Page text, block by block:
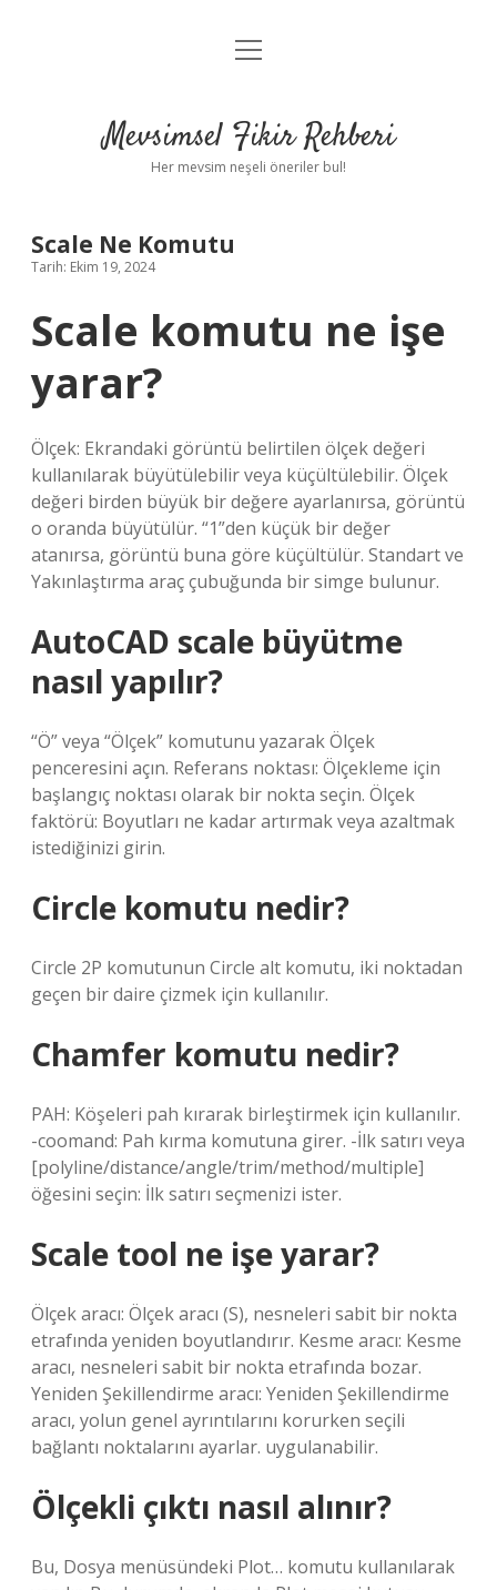
Anasayfa
Yasal Uyarı
menüyü
Mevsimsel Fikir Rehberi
Her mevsim neşeli öneriler bul!
Scale Ne Komutu
Tarih: Ekim 19, 2024
Scale komutu ne işe
yarar?
Ölçek: Ekrandaki görüntü belirtilen ölçek değeri
kullanılarak büyütülebilir veya küçültülebilir. Ölçek
değeri birden büyük bir değere ayarlanırsa, görüntü
o oranda büyütülür. “1”den küçük bir değer
atanırsa, görüntü buna göre küçültülür. Standart ve
Yakınlaştırma araç çubuğunda bir simge bulunur.
AutoCAD scale büyütme
nasıl yapılır?
“Ö” veya “Ölçek” komutunu yazarak Ölçek
penceresini açın. Referans noktası: Ölçekleme için
başlangıç ​​noktası olarak bir nokta seçin. Ölçek
faktörü: Boyutları ne kadar artırmak veya azaltmak
istediğinizi girin.
Circle komutu nedir?
Circle 2P komutunun Circle alt komutu, iki noktadan
geçen bir daire çizmek için kullanılır.
Chamfer komutu nedir?
PAH: Köşeleri pah kırarak birleştirmek için kullanılır.
-coomand: Pah kırma komutuna girer. -İlk satırı veya
[polyline/distance/angle/trim/method/multiple]
öğesini seçin: İlk satırı seçmenizi ister.
Scale tool ne işe yarar?
Ölçek aracı: Ölçek aracı (S), nesneleri sabit bir nokta
etrafında yeniden boyutlandırır. Kesme aracı: Kesme
aracı, nesneleri sabit bir nokta etrafında bozar.
Yeniden Şekillendirme aracı: Yeniden Şekillendirme
aracı, yolun genel ayrıntılarını korurken seçili
bağlantı noktalarını ayarlar. uygulanabilir.
Ölçekli çıktı nasıl alınır?
Bu, Dosya menüsündeki Plot… komutu kullanılarak